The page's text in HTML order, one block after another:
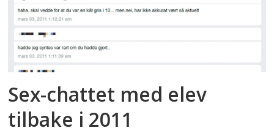
Sex-chattet med elev
tilbake i 2011